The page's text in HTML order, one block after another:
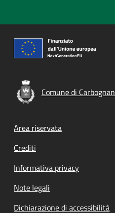
Comune di
Footer menu
Area riservata
Crediti
Informativa privacy
Note legali
Dichiarazione di accessibilità